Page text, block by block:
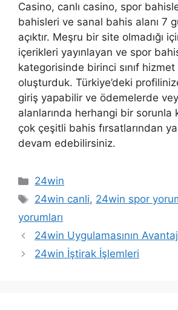
Casino, canlı casino, spor
bahisleri ve sanal bahis alanı 7
açıktır. Meşru bir site olmadığı
içerikleri yayınlayan ve spor
kategorisinde birinci sınıf
oluşturduk. Türkiye’deki
giriş yapabilir ve ödemelerde
alanlarında herhangi bir sorunla
çok çeşitli bahis fırsatlarından
devam edebilirsiniz.
Kategoriler
24win
Etiketler
24win canli, 24win spor
yorumları
Yazı
dolaşımı
24win Uygulamasının
24win İştirak İşlemleri